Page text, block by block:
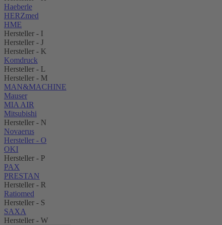
Haeberle
HERZmed
HME
Hersteller - I
Hersteller - J
Hersteller - K
Komdruck
Hersteller - L
Hersteller - M
MAN&MACHINE
Mauser
MIA AIR
Mitsubishi
Hersteller - N
Novaerus
Hersteller - O
OKI
Hersteller - P
PAX
PRESTAN
Hersteller - R
Ratiomed
Hersteller - S
SAXA
Hersteller - W